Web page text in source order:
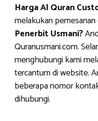
Harga Al Quran
melakukan
Penerbit Usmani?
Quranusmani.com.
menghubungi kami
tercantum di website.
beberapa nomor
dihubungi.